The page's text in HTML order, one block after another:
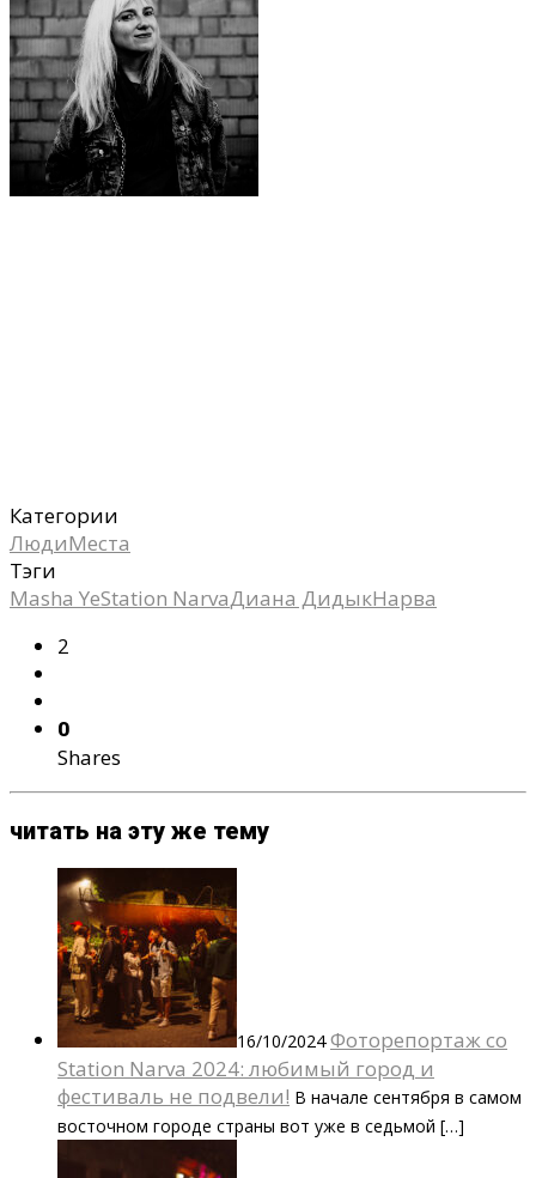
Категории
ЛюдиМеста
Тэги
Masha YeStation NarvaДиана ДидыкНарва
2
0
Shares
читать на эту же тему
16/10/2024 Фоторепортаж со
Station Narva 2024: любимый город и
фестиваль не подвели! В начале сентября в самом
восточном городе страны вот уже в седьмой […]